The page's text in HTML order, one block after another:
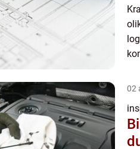
02